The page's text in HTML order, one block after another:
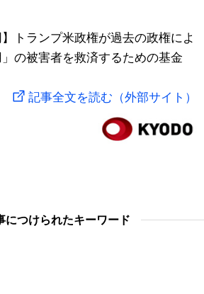
】トランプ米政権が過去の政権によ
の被害者を救済するための基金
記事全文を読む（外部サイト）
につけられたキーワード